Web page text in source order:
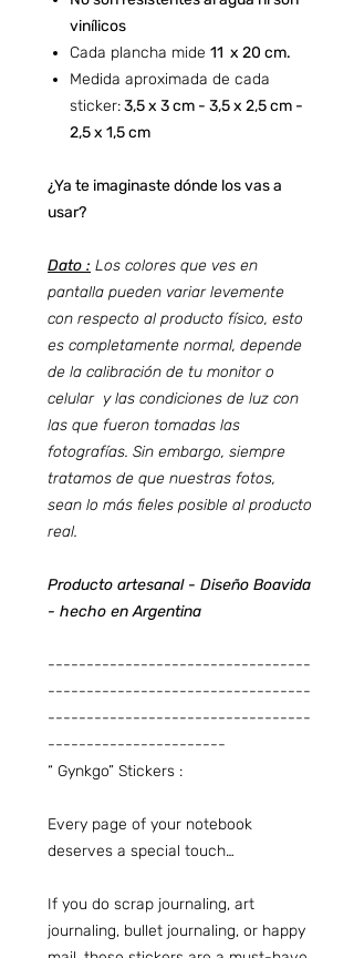
vinílicos
Cada plancha mide 11 x 20 cm.
Medida aproximada de cada
sticker:3,5 x 3 cm - 3,5 x 2,5 cm -
2,5 x 1,5 cm
¿Ya te imaginaste dónde los vas a
usar?
Dato : Los colores que ves en
pantalla pueden variar levemente
con respecto al producto físico, esto
es completamente normal, depende
de la calibración de tu monitor o
celular y las condiciones de luz con
las que fueron tomadas las
fotografías. Sin embargo, siempre
tratamos de que nuestras fotos,
sean lo más fieles posible al producto
real.
Producto artesanal - Diseño Boavida
- hecho en Argentina
----------------------------------
----------------------------------
----------------------------------
-----------------------
“ Gynkgo” Stickers :
Every page of your notebook
deserves a special touch…
If you do scrap journaling, art
journaling, bullet journaling, or happy